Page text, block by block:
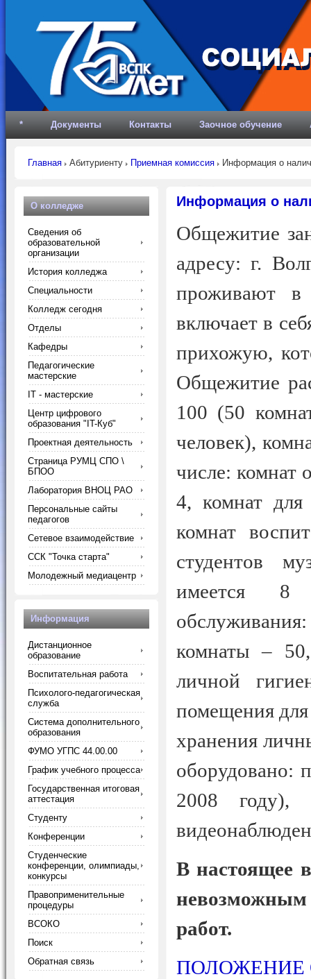
* Документы Контакты Заочное обучение
Главная Абитуриенту Приемная комиссия Информация о
Информация о
Общежитие
адресу: г.
проживают
включает в
прихожую,
Общежитие
100 (50
человек),
числе: комнат
4, комнат
комнат
студентов
имеется 8
комнаты –
личной
помещения
хранения
оборудовано:
2008 году),
В настоящее
работ.
ПОЛОЖЕНИЕ
О колледже
Сведения об
образовательной
организации
История колледжа
Специальности
Колледж сегодня
Отделы
Кафедры
Педагогические
мастерские
IT - мастерские
Центр цифрового
образования "IT-Куб"
Проектная деятельность
Страница РУМЦ СПО \
БПОО
Лаборатория ВНОЦ РАО
Персональные сайты
педагогов
Сетевое взаимодействие
ССК "Точка старта"
Молодежный медиацентр
Информация
Дистанционное
образование
Воспитательная работа
Психолого-педагогическая
служба
Система дополнительного
образования
ФУМО УГПС 44.00.00
График учебного процесса
Государственная итоговая
аттестация
Студенту
Конференции
Студенческие
конференции, олимпиады,
конкурсы
Правоприменительные
процедуры
ВСОКО
Поиск
Обратная связь